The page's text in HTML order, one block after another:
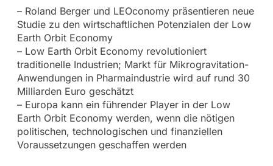
– Roland Berger und LEOconomy präsentieren neue
Studie zu den wirtschaftlichen Potenzialen der Low
Earth Orbit Economy
– Low Earth Orbit Economy revolutioniert
traditionelle Industrien; Markt für Mikrogravitation-
Anwendungen in Pharmaindustrie wird auf rund 30
Milliarden Euro geschätzt
– Europa kann ein führender Player in der Low
Earth Orbit Economy werden, wenn die nötigen
politischen, technologischen und finanziellen
Voraussetzungen geschaffen werden